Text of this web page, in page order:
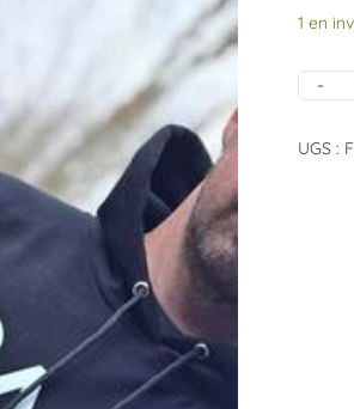
1 en
UGS :